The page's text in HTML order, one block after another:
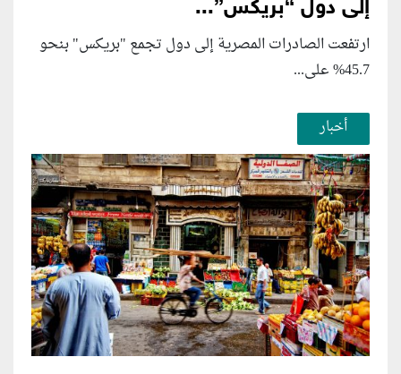
إلى دول “بريكس”...
ارتفعت الصادرات المصرية إلى دول تجمع "بريكس" بنحو
45.7% على...
أخبار